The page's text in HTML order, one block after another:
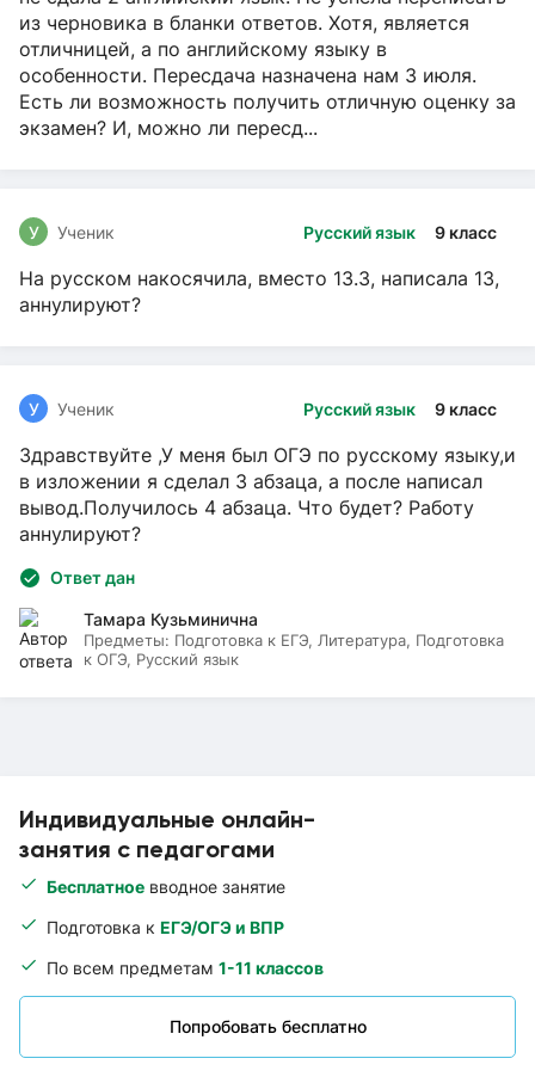
Индивидуальные онлайн-
занятия с педагогами
Бесплатное вводное занятие
Подготовка к ЕГЭ/ОГЭ и ВПР
По всем предметам 1-11 классов
Попробовать бесплатно
из черновика в бланки ответов. Хотя, является
отличницей, а по английскому языку в
особенности. Пересдача назначена нам 3 июля.
Есть ли возможность получить отличную оценку за
экзамен? И, можно ли пересд...
Русский язык 9 класс
У Ученик
На русском накосячила, вместо 13.3, написала 13,
аннулируют?
Русский язык 9 класс
У Ученик
Здравствуйте ,У меня был ОГЭ по русскому языку,и
в изложении я сделал 3 абзаца, а после написал
вывод.Получилось 4 абзаца. Что будет? Работу
аннулируют?
Ответ дан
Тамара Кузьминична
Предметы: Подготовка к ЕГЭ, Литература, Подготовка
к ОГЭ, Русский язык